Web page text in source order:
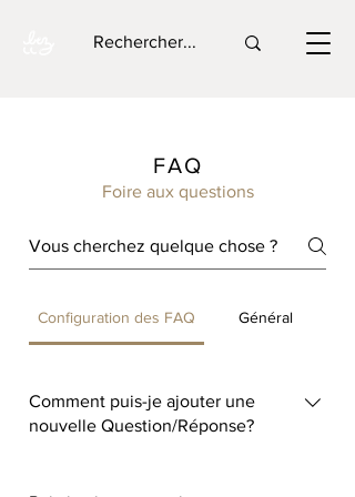
FAQ
Foire aux questions
Configuration des FAQ Général
Comment puis-je ajouter une
nouvelle Question/Réponse?